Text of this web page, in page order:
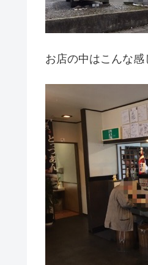
お店の中はこんな感